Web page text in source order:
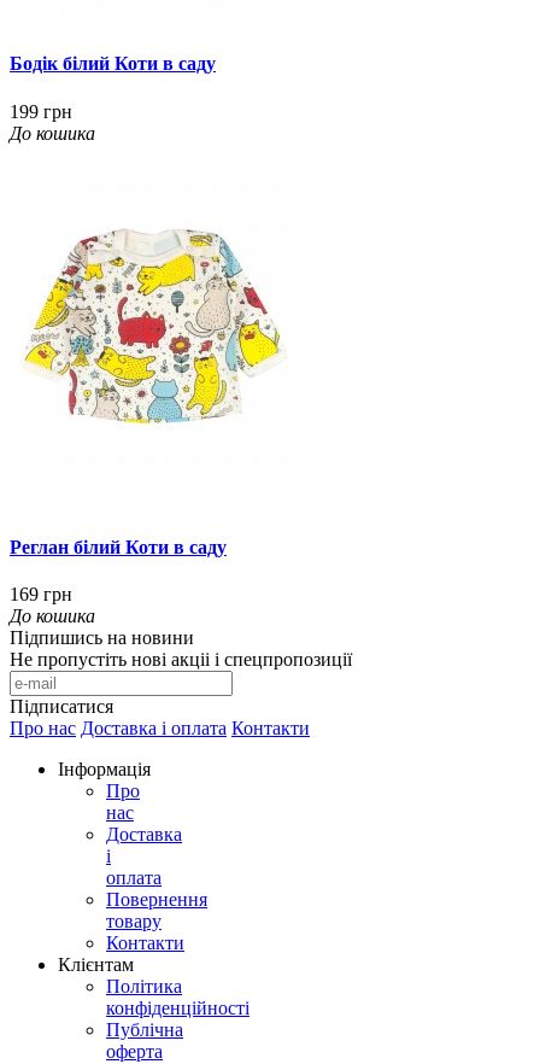
Бодік білий Коти в саду
199 грн
До кошика
Реглан білий Коти в саду
169 грн
До кошика
Підпишись на новини
Не пропустіть нові акціі і спецпропозиції
Підписатися
Про нас Доставка і оплата Контакти
Інформація
Про
нас
Доставка
і
оплата
Повернення
товару
Контакти
Клієнтам
Політика
конфіденційності
Публічна
оферта